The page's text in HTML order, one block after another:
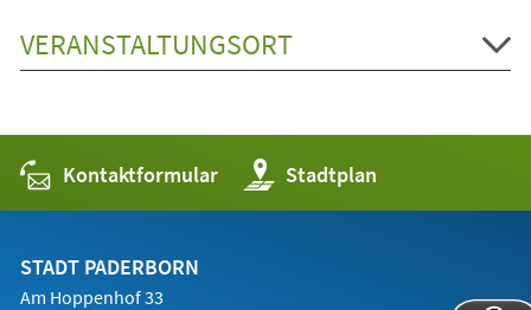
VERANSTALTUNGSORT
Kontaktformular Stadtplan
(Öffnet
in
einem
STADT PADERBORN
Am Hoppenhof 33